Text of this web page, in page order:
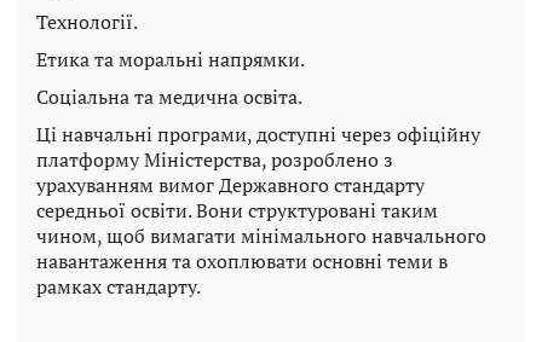
Технології.
Етика та моральні напрямки.
Соціальна та медична освіта.
Ці навчальні програми, доступні через офіційну
платформу Міністерства, розроблено з
урахуванням вимог Державного стандарту
середньої освіти. Вони структуровані таким
чином, щоб вимагати мінімального навчального
навантаження та охоплювати основні теми в
рамках стандарту.